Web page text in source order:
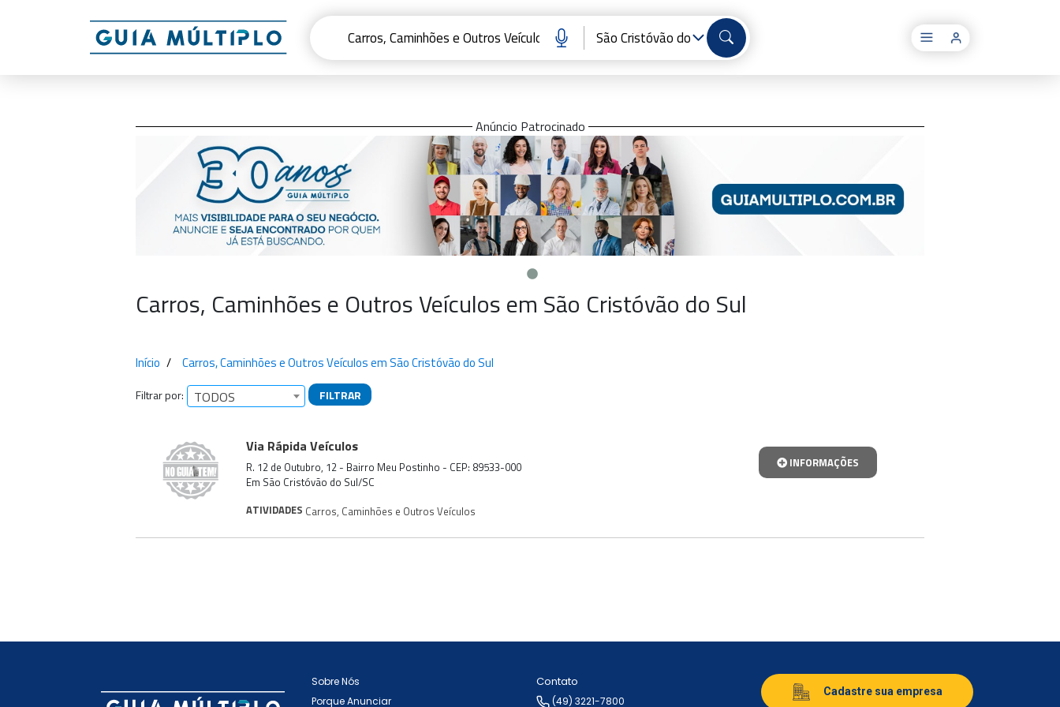
Anúncio Patrocinado
Carros, Caminhões e Outros Veículos em São Cristóvão do Sul
Início Carros, Caminhões e Outros Veículos em São Cristóvão do Sul
Filtrar por: TODOS FILTRAR
Via Rápida Veículos
R. 12 de Outubro, 12 - Bairro Meu Postinho - CEP: 89533-000
Em São Cristóvão do Sul/SC
ATIVIDADES Carros, Caminhões e Outros Veículos
INFORMAÇÕES
Sobre Nós
Porque Anunciar
Contato
(49) 3221-7800
Cadastre sua empresa